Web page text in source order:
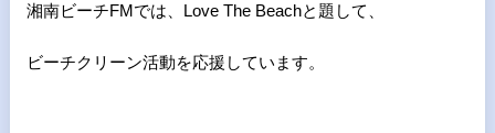
湘南ビーチFMでは、Love The Beachと題して、
ビーチクリーン活動を応援しています。